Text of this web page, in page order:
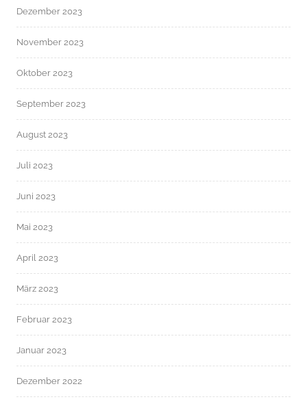
Dezember 2023
November 2023
Oktober 2023
September 2023
August 2023
Juli 2023
Juni 2023
Mai 2023
April 2023
März 2023
Februar 2023
Januar 2023
Dezember 2022